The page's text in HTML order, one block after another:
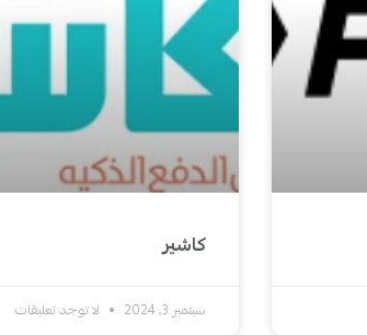
كاشير
سبتمبر 3, 2024 لا توجد تعليقات